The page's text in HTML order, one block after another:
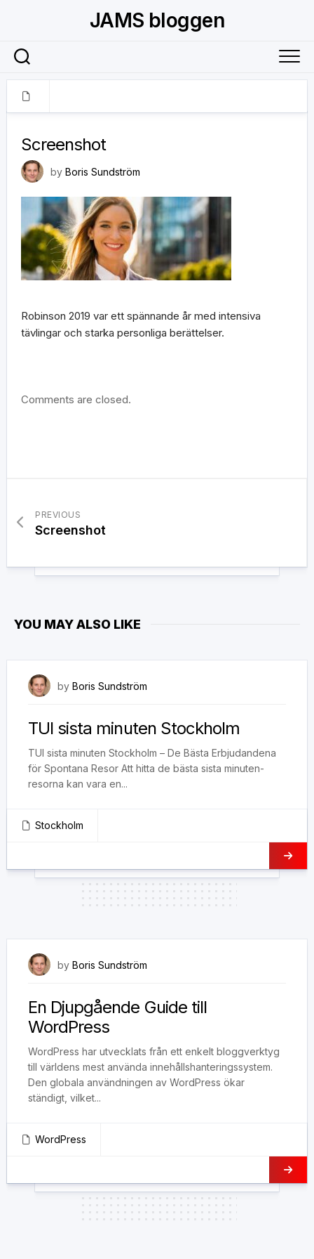
JAMS bloggen
Screenshot
by Boris Sundström
Robinson 2019 var ett spännande år med intensiva
tävlingar och starka personliga berättelser.
Comments are closed.
PREVIOUS
Screenshot
YOU MAY ALSO LIKE
by Boris Sundström
TUI sista minuten Stockholm
TUI sista minuten Stockholm – De Bästa Erbjudandena
för Spontana Resor Att hitta de bästa sista minuten-
resorna kan vara en...
Stockholm
by Boris Sundström
En Djupgående Guide till
WordPress
WordPress har utvecklats från ett enkelt bloggverktyg
till världens mest använda innehållshanteringssystem.
Den globala användningen av WordPress ökar
ständigt, vilket...
WordPress